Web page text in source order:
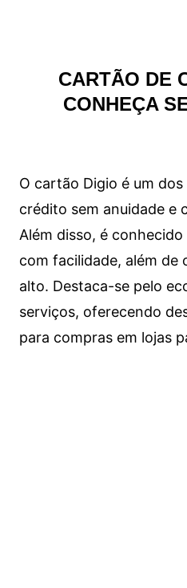
CARTÃO DE
CONHEÇA
O cartão Digio é um
crédito sem anuidade e
Além disso, é
com facilidade, além de
alto. Destaca-se pelo
serviços, oferecendo
para compras em lojas